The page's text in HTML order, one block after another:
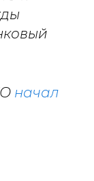
начал